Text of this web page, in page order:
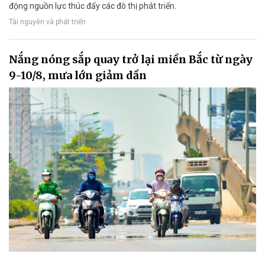
động nguồn lực thúc đẩy các đô thị phát triển.
Tài nguyên và phát triển
Nắng nóng sắp quay trở lại miền Bắc từ ngày
9-10/8, mưa lớn giảm dần